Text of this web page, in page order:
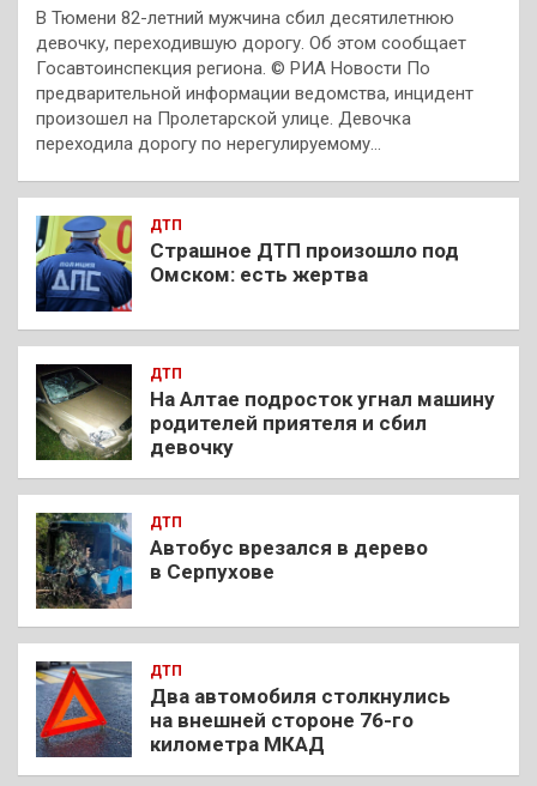
В Тюмени 82-летний мужчина сбил десятилетнюю
девочку, переходившую дорогу. Об этом сообщает
Госавтоинспекция региона. © РИА Новости По
предварительной информации ведомства, инцидент
произошел на Пролетарской улице. Девочка
переходила дорогу по нерегулируемому…
ДТП
Страшное ДТП произошло под
Омском: есть жертва
ДТП
На Алтае подросток угнал машину
родителей приятеля и сбил
девочку
ДТП
Автобус врезался в дерево
в Серпухове
ДТП
Два автомобиля столкнулись
на внешней стороне 76-го
километра МКАД